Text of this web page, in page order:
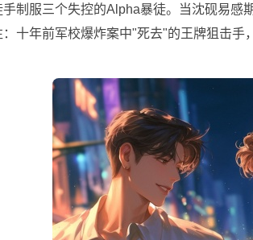
制服三个失控的Alpha暴徒。当沈砚易感
十年前军校爆炸案中"死去"的王牌狙击手